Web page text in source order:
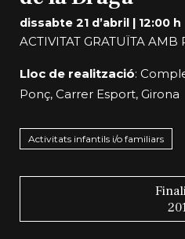
dissabte 21 d’abril| 12:00 h
ACTIVITAT GRATUÏTA AMB
Lloc de realització:
Ponç, Carrer Esport, Girona
Activitats infantils i/o familiars